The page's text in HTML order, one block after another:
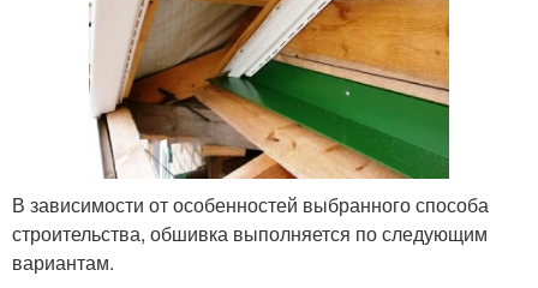
В зависимости от особенностей выбранного способа
строительства, обшивка выполняется по следующим
вариантам.